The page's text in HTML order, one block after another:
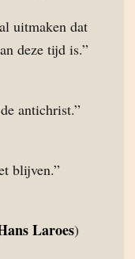
uitmaken dat
deze tijd is.”
antichrist.”
blijven.”
Laroes)